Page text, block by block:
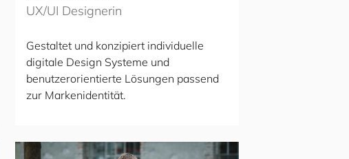
UX/UI Designerin
Gestaltet und konzipiert individuelle
digitale Design Systeme und
benutzerorientierte Lösungen passend
zur Markenidentität.